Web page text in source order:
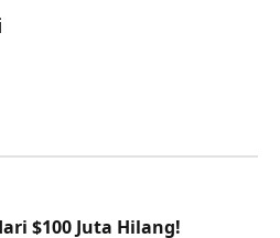
$100 Juta Hilang!